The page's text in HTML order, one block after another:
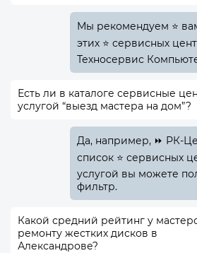
Мы рекомендуем ⭐
этих ⭐ сервисных
Техносервис
Есть ли в каталоге сервисные
услугой “выезд мастера на дом”?
Да, например, ⏩ РК-
список ⭐ сервисных
услугой вы можете
фильтр.
Какой средний рейтинг у
ремонту жестких дисков в
Александрове?